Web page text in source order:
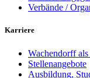
Verbände /
Karriere
Wachendorff
Stellenangebote
Ausbildung,